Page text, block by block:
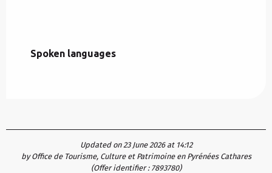
Spoken languages
Spoken languages
Updated on 23 June 2026 at 14:12
by Office de Tourisme, Culture et Patrimoine en Pyrénées Cathares
(Offer identifier : 7893780)